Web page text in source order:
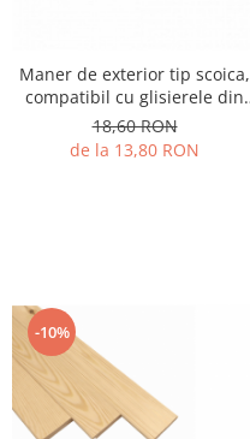
Feroneriile PergoLino®
Glisiere din aluminiu
Glisiere compozit HDPE
Accesorii
Maner de exterior tip scoica,
compatibil cu glisierele din
aluminiu Mesteri Mari.
18,60 RON
de la 13,80 RON
-10%